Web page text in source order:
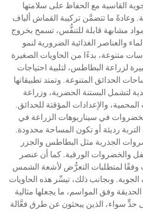
القاسية مع الحفاظ على سلامتها
وعادةً ما تتضمَّن تركيبة القماش ألياف
مشابهة قابلة للتنفُّس، تسمح بخروج
والعناصر الغذائية الضرورية لنمو
متنوعة، بدءًا من الحاويات الصغيرة
لزراعة البطاطس، لتلبية احتياجات
الحدائق المتنوعة. وتمتد تطبيقاتها
لتشمل البستنة الحضرية، وزراعة
والإعدادات المؤقتة للحدائق.
في سيناريوهات الزراعة في
رديئة أو تكون المساحة محدودة.
الجذرية مثل البطاطس والجزر
والخضروات الورقية. كما أن عنصر
وفقًا لمتطلبات التعرُّض لأشعة الشمس
وبجانب ذلك، تيسِّر هذه الحاويات
وفق المواسم، ما يجعلها مثالية
حدٍّ سواء، الذين يبحثون عن طرق فعَّالة